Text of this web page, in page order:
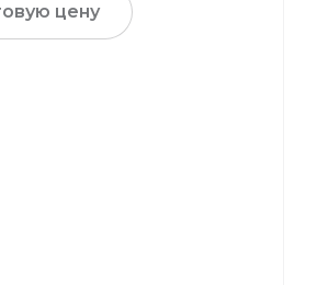
цену